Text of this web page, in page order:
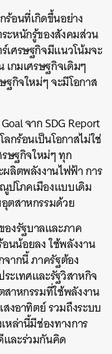
อนที่เกิดขึ้นอย่าง
ะหนักรู้ของสังคมส่วน
ศรษฐกิจมีแนวโน้มจะ
กมเศรษฐกิจเดิมๆ
ฐกิจใหม่ๆ จะมีโอกาส
จาก SDG Report
กร้อนเป็นโอกาสไม่ใช่
รษฐกิจใหม่ๆ ทุก
ลิตพลังงานไฟฟ้า การ
ปโภคเมืองแบบเดิม
ตสาหกรรมด้วย
งรัฐบาลและภาค
นน้อยลง ใช้พลังงาน
ากนี้ ภาครัฐต้อง
ะเทศและรัฐวิสาหกิจ
าหกรรมที่ใช้พลังงาน
งอาทิตย์ รวมถึงระบบ
หล่านี้มีช่องทางการ
ละร่วมกันคิด